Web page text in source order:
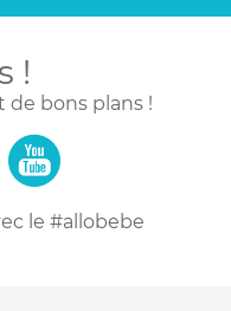
!
de bons plans !
le #allobebe